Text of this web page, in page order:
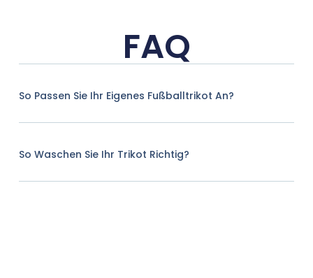
FAQ
So Passen Sie Ihr Eigenes Fußballtrikot An?
So Waschen Sie Ihr Trikot Richtig?